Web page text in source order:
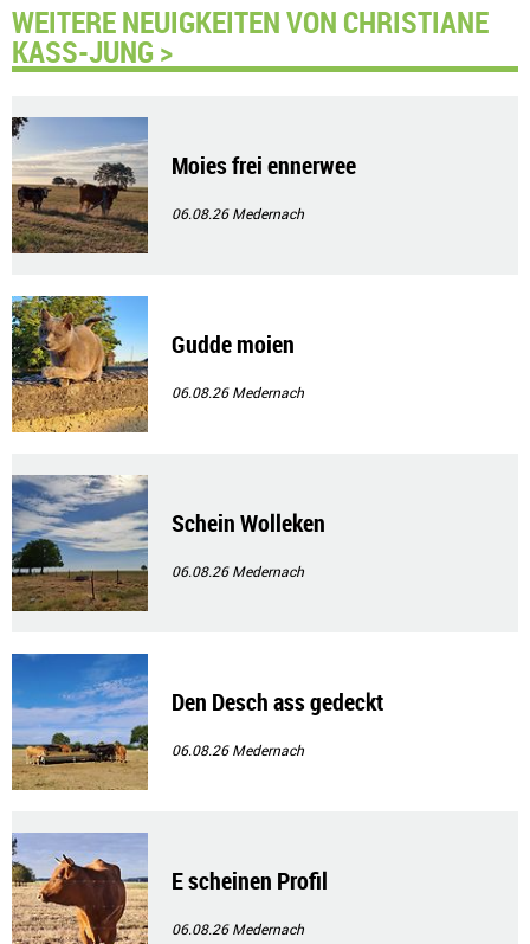
WEITERE NEUIGKEITEN VON CHRISTIANE
KASS-JUNG >
Moies frei ennerwee
06.08.26Medernach
Gudde moien
06.08.26Medernach
Schein Wolleken
06.08.26Medernach
Den Desch ass gedeckt
06.08.26Medernach
E scheinen Profil
06.08.26Medernach